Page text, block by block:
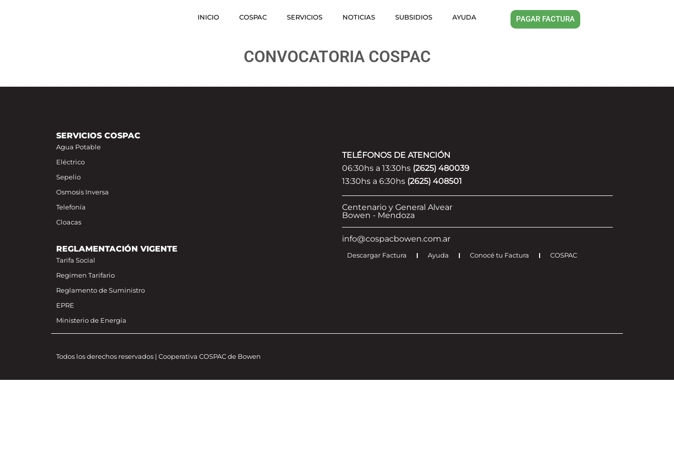
INICIO COSPAC SERVICIOS NOTICIAS SUBSIDIOS AYUDA PAGAR FACTURA
CONVOCATORIA COSPAC
SERVICIOS COSPAC
Agua Potable
Eléctrico
Sepelio
Osmosis Inversa
Telefonía
Cloacas
REGLAMENTACIÓN VIGENTE
Tarifa Social
Regimen Tarifario
Reglamento de Suministro
EPRE
Ministerio de Energía
TELÉFONOS DE ATENCIÓN
06:30hs a 13:30hs (2625) 480039
13:30hs a 6:30hs (2625) 408501
Centenario y General Alvear
Bowen - Mendoza
info@cospacbowen.com.ar
Descargar Factura Ayuda Conocé tu Factura COSPAC
Todos los derechos reservados | Cooperativa COSPAC de Bowen